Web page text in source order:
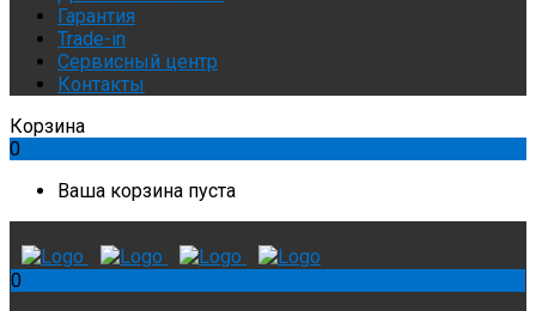
Гарантия
Trade-in
Сервисный центр
Контакты
Корзина
0
Ваша корзина пуста
0